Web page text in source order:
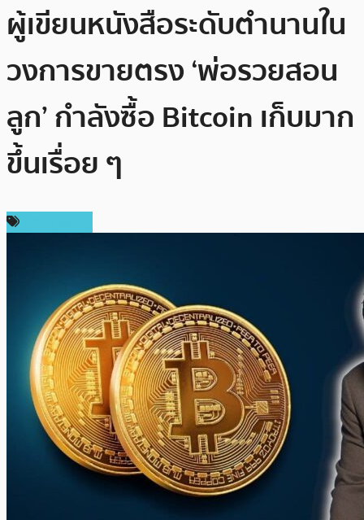
ผู้เขียนหนังสือระดับตำนานใน
วงการขายตรง ‘พ่อรวยสอน
ลูก’ กำลังซื้อ Bitcoin เก็บมาก
ขึ้นเรื่อย ๆ